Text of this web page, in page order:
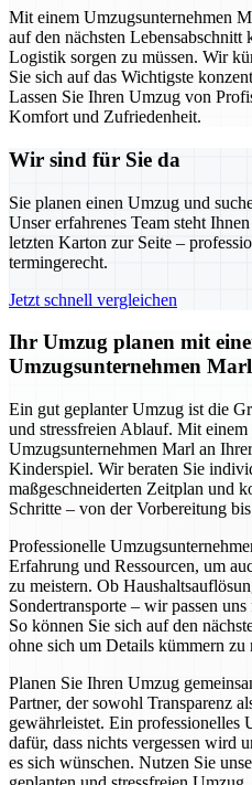
Mit einem Umzugsunternehmen
auf den nächsten
Logistik sorgen zu müssen. Wir
Sie sich auf das Wichtigste
Lassen Sie Ihren Umzug von
Komfort und Zufriedenheit.
Wir sind für Sie da
Sie planen einen Umzug und
Unser erfahrenes Team steht
letzten Karton zur Seite –
termingerecht.
Jetzt schnell vergleichen
Ihr Umzug planen mit
Umzugsunternehmen
Ein gut geplanter Umzug ist die
und stressfreien Ablauf. Mit einem
Umzugsunternehmen Marl an
Kinderspiel. Wir beraten Sie
maßgeschneiderten Zeitplan und
Schritte – von der Vorbereitung
Professionelle
Erfahrung und Ressourcen, um
zu meistern. Ob
Sondertransporte – wir passen
So können Sie sich auf den
ohne sich um Details kümmern zu
Planen Sie Ihren Umzug
Partner, der sowohl Transparenz
gewährleistet. Ein professionelles
dafür, dass nichts vergessen wird
es sich wünschen. Nutzen Sie